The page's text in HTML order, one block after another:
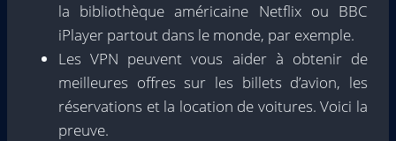
la bibliothèque américaine Netflix ou BBC
iPlayer partout dans le monde, par exemple.
Les VPN peuvent vous aider à obtenir de
meilleures offres sur les billets d’avion, les
réservations et la location de voitures. Voici la
preuve.